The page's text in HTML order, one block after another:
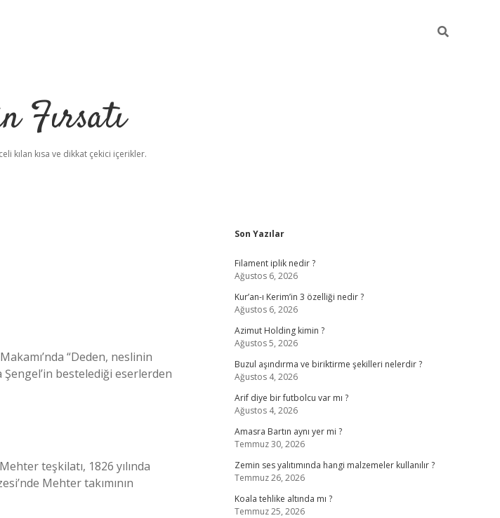
Fırsatı
kılan kısa ve dikkat çekici içerikler.
“Deden, neslinin
bestelediği eserlerden
teşkilatı, 1826 yılında
Mehter takımının
Sidebar
Son Yazılar
Filament iplik nedir ?
Ağustos 6, 2026
Kur’an-ı Kerim’in 3 özelliği nedir ?
Ağustos 6, 2026
Azimut Holding kimin ?
Ağustos 5, 2026
Buzul aşındırma ve biriktirme şekilleri nelerdir ?
Ağustos 4, 2026
Arif diye bir futbolcu var mı ?
Ağustos 4, 2026
Amasra Bartın aynı yer mi ?
Temmuz 30, 2026
Zemin ses yalıtımında hangi malzemeler kullanılır ?
Temmuz 26, 2026
Koala tehlike altında mı ?
Temmuz 25, 2026
vdcasino güncel giriş